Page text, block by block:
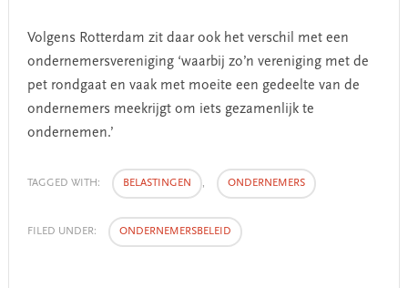
Volgens Rotterdam zit daar ook het verschil met een
ondernemersvereniging ‘waarbij zo’n vereniging met de
pet rondgaat en vaak met moeite een gedeelte van de
ondernemers meekrijgt om iets gezamenlijk te
ondernemen.’
TAGGED WITH: BELASTINGEN , ONDERNEMERS
FILED UNDER: ONDERNEMERSBELEID